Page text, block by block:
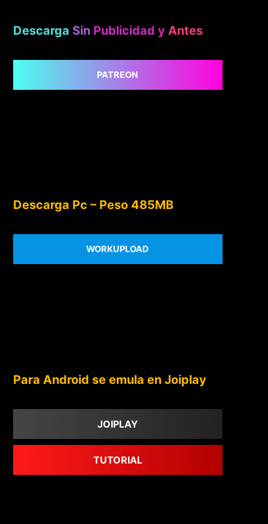
Descarga Sin Publicidad y Antes
PATREON
Descarga Pc – Peso 485MB
WORKUPLOAD
Para Android se emula en Joiplay
JOIPLAY
TUTORIAL